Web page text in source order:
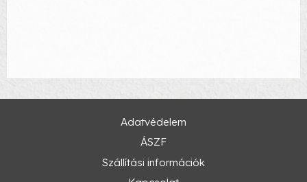
Adatvédelem
ÁSZF
Szállítási információk